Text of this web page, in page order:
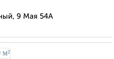
9 Мая 54А